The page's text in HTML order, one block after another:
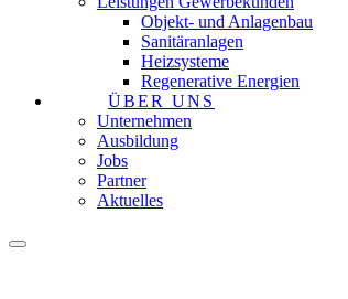
Objekt- und Anlagenbau
Sanitäranlagen
Heizsysteme
Regenerative Energien
ÜBER UNS
Unternehmen
Ausbildung
Jobs
Partner
Aktuelles